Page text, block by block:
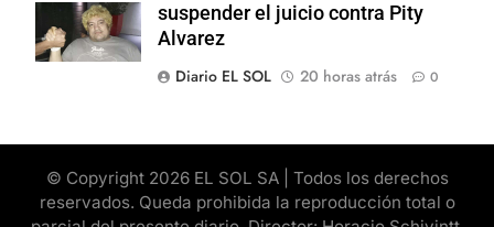
suspender el juicio contra Pity
Alvarez
Diario EL SOL
20 horas atrás 0
© Copyright 2026 EL SOL SA | Todos los derechos
reservados. Queda prohibida la reproducción total o